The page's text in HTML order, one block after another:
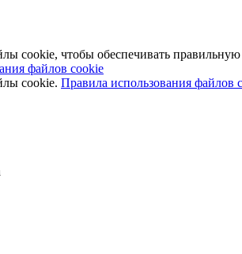
cookie, чтобы обеспечивать правильную
файлов cookie
cookie. Правила использования файлов